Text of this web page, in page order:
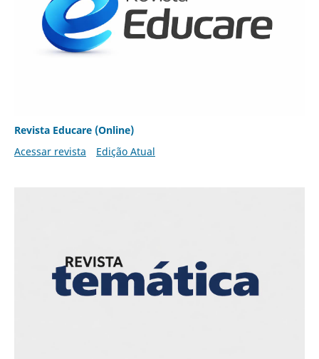
Revista Educare (Online)
Acessar revista
Edição Atual